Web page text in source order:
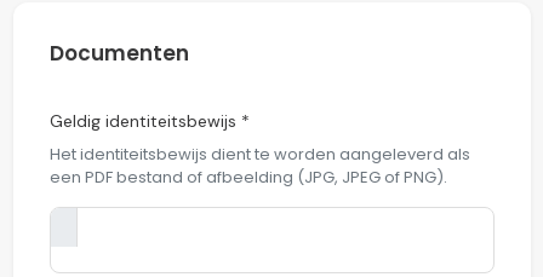
Documenten
Geldig identiteitsbewijs *
Het identiteitsbewijs dient te worden aangeleverd als
een PDF bestand of afbeelding (JPG, JPEG of PNG).